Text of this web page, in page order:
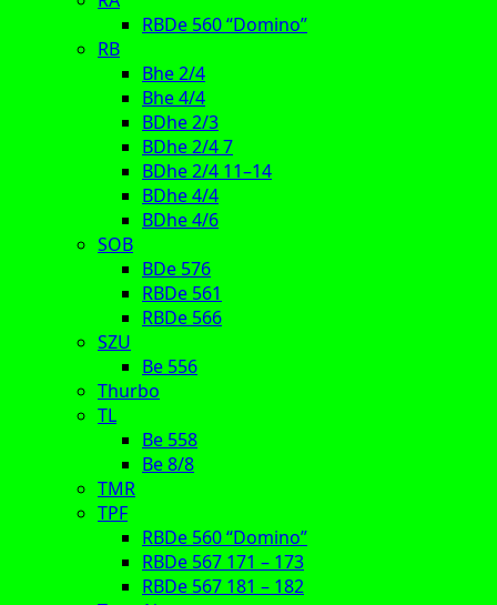
RBDe 560 “Domino”
RB
Bhe 2/4
Bhe 4/4
BDhe 2/3
BDhe 2/4 7
BDhe 2/4 11–14
BDhe 4/4
BDhe 4/6
SOB
BDe 576
RBDe 561
RBDe 566
SZU
Be 556
Thurbo
TL
Be 558
Be 8/8
TMR
TPF
RBDe 560 “Domino”
RBDe 567 171 – 173
RBDe 567 181 – 182